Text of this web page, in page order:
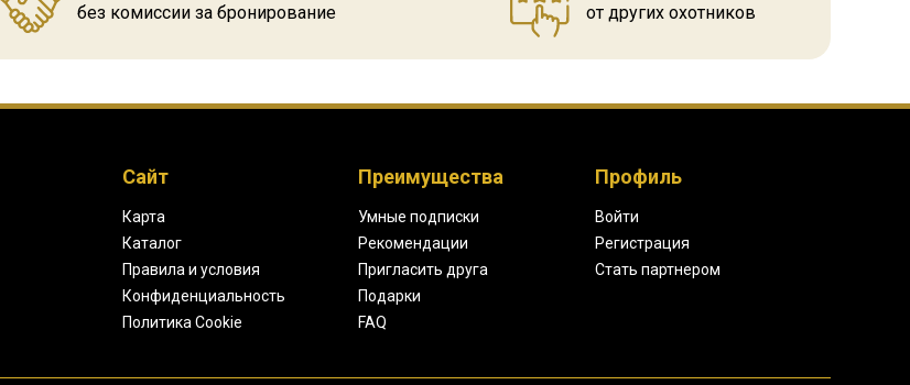
без комиссии за бронирование
от других охотников
Сайт
Карта
Каталог
Правила и условия
Конфиденциальность
Политика Cookie
Преимущества
Умные подписки
Рекомендации
Пригласить друга
Подарки
FAQ
Профиль
Войти
Регистрация
Стать партнером